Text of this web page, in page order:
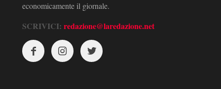
economicamente il giornale.
SCRIVICI: redazione@laredazione.net